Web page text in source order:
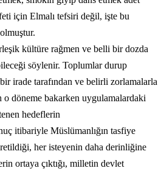
için Elmalı tefsiri değil, işte bu
kültüre rağmen ve belli bir dozda
söylenir. Toplumlar durup
irade tarafından ve belirli zorlamalarla
döneme bakarken uygulamalardaki
hedeflerin
itibariyle Müslümanlığın tasfiye
her isteyenin daha derinliğine
ortaya çıktığı, milletin devlet